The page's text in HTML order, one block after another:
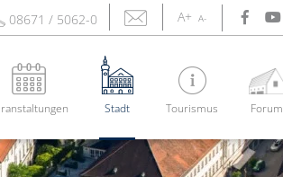
08671 / 5062-0 A+ A-
Stadt Tourismus Forum